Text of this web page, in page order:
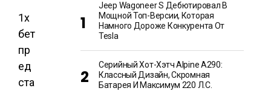
1х
бет
пр
ед
ста
Jeep Wagoneer S Дебютировал В
Мощной Топ-Версии, Которая
Намного Дороже Конкурента От
Tesla
Серийный Хот-Хэтч Alpine A290:
Классный Дизайн, Скромная
Батарея И Максимум 220 Л.с.